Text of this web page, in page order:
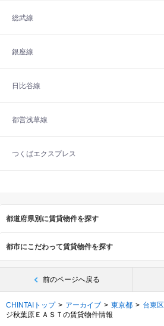
総武線
銀座線
日比谷線
都営浅草線
つくばエクスプレス
都道府県別に賃貸物件を探す
都市にこだわって賃貸物件を探す
前のページへ戻る
CHINTAIトップ アーカイブ 東京都 台東区
ジ秋葉原ＥＡＳＴの賃貸物件情報